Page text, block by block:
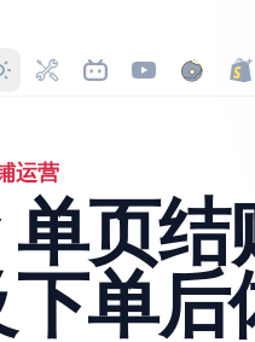
运营
页结
单后